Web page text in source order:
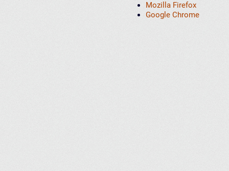
Mozilla Firefox
Google Chrome